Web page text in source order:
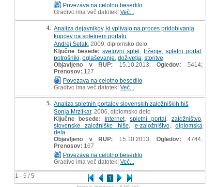
1 - 5 / 5 1
Povezava na celotno besedilo
Gradivo ima več datotek! Več...
4. Analiza dejavnikov, ki vplivajo na proces pridobivanja
kupcev na spletnem portalu
Andrej Selak , 2009, diplomsko delo
Ključne besede: svetovni splet, trženje ,spletni portal
potrošniki oglaševanje doživetja storitve
Objavljeno v RUP: 15.10.2013;Ogledov:
5414;
Prenosov: 127
Povezava na celotno besedilo
Gradivo ima več datotek! Več...
5. Analiza spletnih portalov slovenskih založniških hiš
Sonja Mrzlikar, 2006, diplomsko delo
Ključne besede:
internet, spletni portal založništvo
slovenske založniške hiše
e-založništvo, diplomska
dela
Objavljeno v RUP: 15.10.2013;Ogledov:
4744;
Prenosov: 167
Povezava na celotno besedilo
Gradivo ima več datotek! Več...